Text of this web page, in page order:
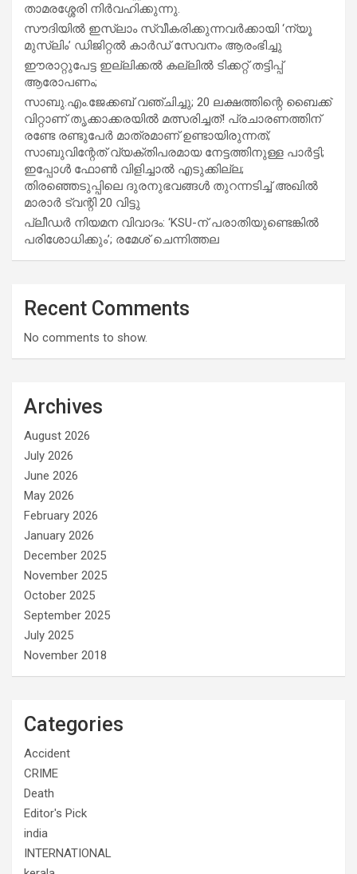
താമരശ്ശേരി നിർവഹിക്കുന്നു.
സൗദിയില്‍ ഇസ്‌ലാം സ്വീകരിക്കുന്നവര്‍ക്കായി ‘ന്യൂ
മുസ്ലിം’ ഡിജിറ്റല്‍ കാര്‍ഡ് സേവനം ആരംഭിച്ചു
ഈരാറ്റുപേട്ട ഇല്ലിക്കൽ കല്ലിൽ ടിക്കറ്റ് തട്ടിപ്പ്
ആരോപണം;
സാബു.എം.ജേക്കബ് വഞ്ചിച്ചു; 20 ലക്ഷത്തിന്റെ ബൈക്ക്
വിറ്റാണ് തൃക്കാക്കരയില്‍ മത്സരിച്ചത്! പ്രചാരണത്തിന്
രണ്ടേ രണ്ടുപേര്‍ മാത്രമാണ് ഉണ്ടായിരുന്നത്;
സാബുവിന്റേത് വ്യക്തിപരമായ നേട്ടത്തിനുള്ള പാര്‍ട്ടി;
ഇപ്പോള്‍ ഫോണ്‍ വിളിച്ചാല്‍ എടുക്കില്ല;
തിരഞ്ഞെടുപ്പിലെ ദുരനുഭവങ്ങള്‍ തുറന്നടിച്ച് അഖില്‍
മാരാര്‍ ട്വന്റി 20 വിട്ടു
പ്ലീഡർ നിയമന വിവാദം: ‘KSU-ന് പരാതിയുണ്ടെങ്കിൽ
പരിശോധിക്കും’; രമേശ് ചെന്നിത്തല
Recent Comments
No comments to show.
Archives
August 2026
July 2026
June 2026
May 2026
February 2026
January 2026
December 2025
November 2025
October 2025
September 2025
July 2025
November 2018
Categories
Accident
CRIME
Death
Editor's Pick
india
INTERNATIONAL